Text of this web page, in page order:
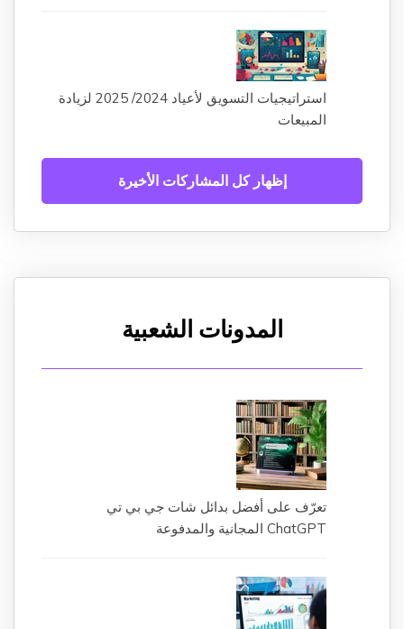
استراتيجيات التسويق لأعياد 2024/ 2025 لزيادة
المبيعات
إظهار كل المشاركات الأخيرة
المدونات الشعبية
تعرّف على أفضل بدائل شات جي بي تي
ChatGPT المجانية والمدفوعة